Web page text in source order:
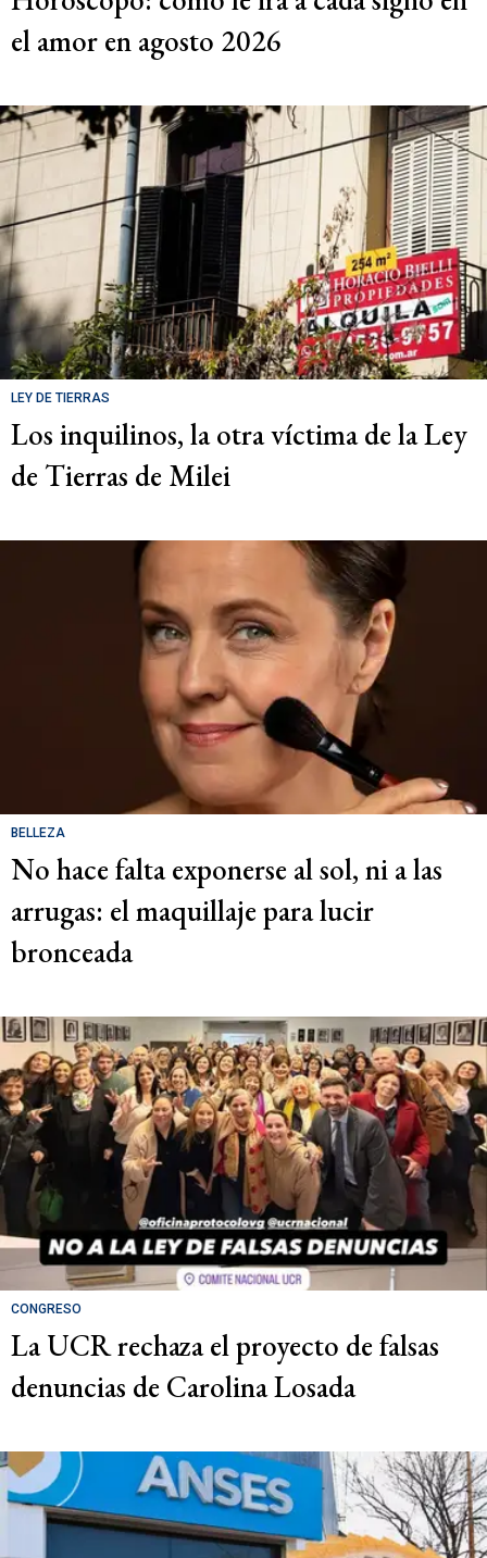
el amor en agosto 2026
LEY DE TIERRAS
Los inquilinos, la otra víctima de la Ley
de Tierras de Milei
BELLEZA
No hace falta exponerse al sol, ni a las
arrugas: el maquillaje para lucir
bronceada
CONGRESO
La UCR rechaza el proyecto de falsas
denuncias de Carolina Losada